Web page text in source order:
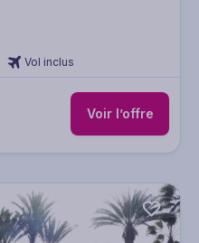
Vol inclus
Voir l’offre